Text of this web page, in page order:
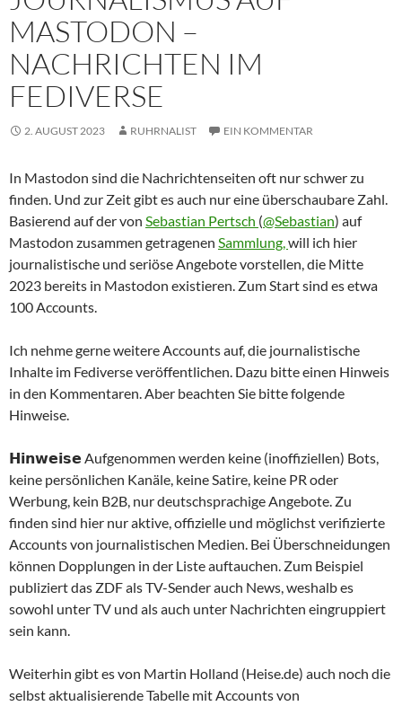
MASTODON –
NACHRICHTEN IM
FEDIVERSE
2. AUGUST 2023 RUHRNALIST EIN KOMMENTAR
In Mastodon sind die Nachrichtenseiten oft nur schwer zu
finden. Und zur Zeit gibt es auch nur eine überschaubare Zahl.
Basierend auf der von Sebastian Pertsch (@Sebastian) auf
Mastodon zusammen getragenen Sammlung,will ich hier
journalistische und seriöse Angebote vorstellen, die Mitte
2023 bereits in Mastodon existieren. Zum Start sind es etwa
100 Accounts.
Ich nehme gerne weitere Accounts auf, die journalistische
Inhalte im Fediverse veröffentlichen. Dazu bitte einen Hinweis
in den Kommentaren. Aber beachten Sie bitte folgende
Hinweise.
𝗛𝗶𝗻𝘄𝗲𝗶𝘀𝗲 Aufgenommen werden keine (inoffiziellen) Bots,
keine persönlichen Kanäle, keine Satire, keine PR oder
Werbung, kein B2B, nur deutschsprachige Angebote. Zu
finden sind hier nur aktive, offizielle und möglichst verifizierte
Accounts von journalistischen Medien. Bei Überschneidungen
können Dopplungen in der Liste auftauchen. Zum Beispiel
publiziert das ZDF als TV-Sender auch News, weshalb es
sowohl unter TV und als auch unter Nachrichten eingruppiert
sein kann.
Weiterhin gibt es von Martin Holland (Heise.de) auch noch die
selbst aktualisierende Tabelle mit Accounts von